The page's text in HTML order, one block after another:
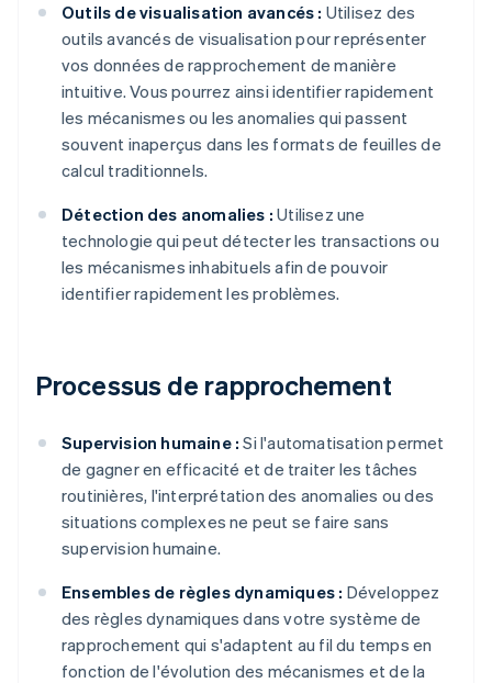
Outils de visualisation avancés : Utilisez des
outils avancés de visualisation pour représenter
vos données de rapprochement de manière
intuitive. Vous pourrez ainsi identifier rapidement
les mécanismes ou les anomalies qui passent
souvent inaperçus dans les formats de feuilles de
calcul traditionnels.
Détection des anomalies : Utilisez une
technologie qui peut détecter les transactions ou
les mécanismes inhabituels afin de pouvoir
identifier rapidement les problèmes.
Processus de rapprochement
Supervision humaine : Si l'automatisation permet
de gagner en efficacité et de traiter les tâches
routinières, l'interprétation des anomalies ou des
situations complexes ne peut se faire sans
supervision humaine.
Ensembles de règles dynamiques : Développez
des règles dynamiques dans votre système de
rapprochement qui s'adaptent au fil du temps en
fonction de l'évolution des mécanismes et de la